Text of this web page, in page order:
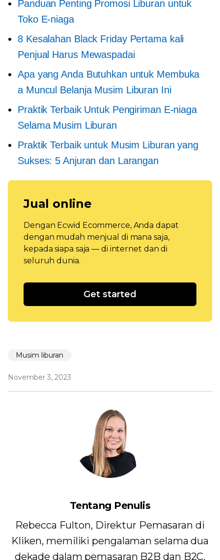
Panduan Penting Promosi Liburan untuk
Toko E-niaga
8 Kesalahan Black Friday Pertama kali
Penjual Harus Mewaspadai
Apa yang Anda Butuhkan untuk Membuka
a Muncul Belanja Musim Liburan Ini
Praktik Terbaik Untuk Pengiriman E-niaga
Selama Musim Liburan
Praktik Terbaik untuk Musim Liburan yang
Sukses: 5 Anjuran dan Larangan
Jual online
Dengan Ecwid Ecommerce, Anda dapat
dengan mudah menjual di mana saja,
kepada siapa saja — di internet dan di
seluruh dunia.
Get started
Musim liburan
November 3, 2023
Tentang Penulis
Rebecca Fulton, Direktur Pemasaran di
Kliken, memiliki pengalaman selama dua
dekade dalam pemasaran B2B dan B2C.